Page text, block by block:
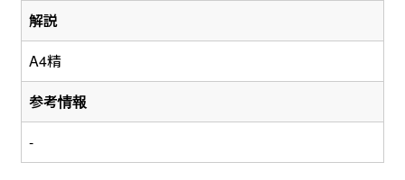
解説
A4精
参考情報
-